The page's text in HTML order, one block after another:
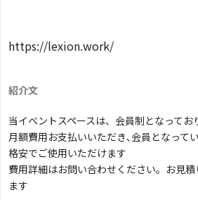
https://lexion.work/
紹介文
当イベントスペースは、会員制となってお
月額費用お支払いいただき､会員となって
格安でご使用いただけます
費用詳細はお問い合わせください。お見
ます